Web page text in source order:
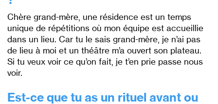
Chère grand-mère, une résidence est un temps
unique de répétitions où mon équipe est accueillie
dans un lieu. Car tu le sais grand-mère, je n’ai pas
de lieu à moi et un théâtre m’a ouvert son plateau.
Si tu veux voir ce qu’on fait, je t’en prie passe nous
voir.
Est-ce que tu as un rituel avant ou